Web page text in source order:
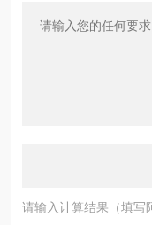
请输入计算结果（填写